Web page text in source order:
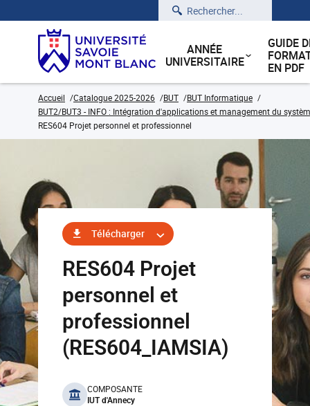
Rechercher
ANNÉE
UNIVERSITAIRE
GUIDE
EN PDF
Accueil Catalogue 2025-2026 BUT
BUT Informatique
BUT2/BUT3 - INFO : Intégration d'applications et management du
RES604 Projet personnel et professionnel
Télécharger
RES604 Projet
personnel et
professionnel
(RES604_IAMSIA)
benefits
COMPOSANTE
IUT d'Annecy